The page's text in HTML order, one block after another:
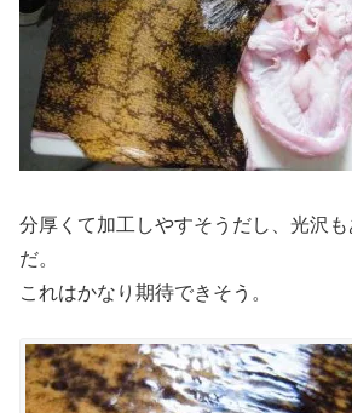
分厚くて加工しやすそうだし、光沢
だ。
これはかなり期待できそう。